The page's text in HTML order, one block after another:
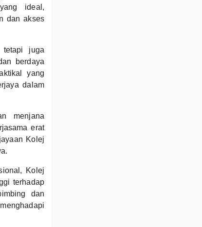
ideal,
dan akses
tetapi juga
berdaya
yang
dalam
menjana
erat
Kolej
Kolej
terhadap
dan